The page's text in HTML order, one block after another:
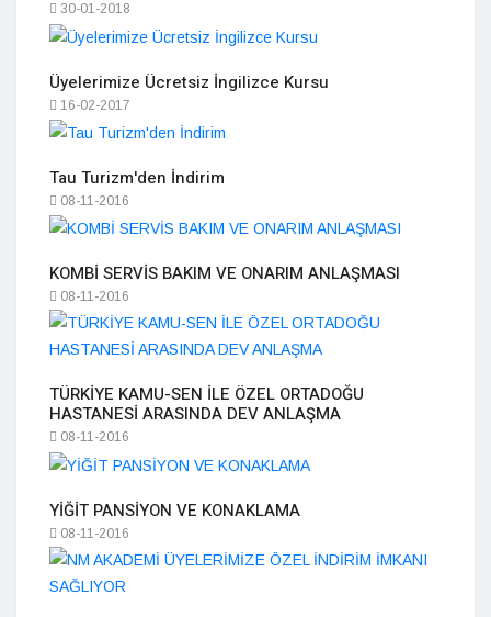
30-01-2018
Üyelerimize Ücretsiz İngilizce Kursu
16-02-2017
Tau Turizm'den İndirim
08-11-2016
KOMBİ SERVİS BAKIM VE ONARIM ANLAŞMASI
08-11-2016
TÜRKİYE KAMU-SEN İLE ÖZEL ORTADOĞU
HASTANESİ ARASINDA DEV ANLAŞMA
08-11-2016
YİĞİT PANSİYON VE KONAKLAMA
08-11-2016